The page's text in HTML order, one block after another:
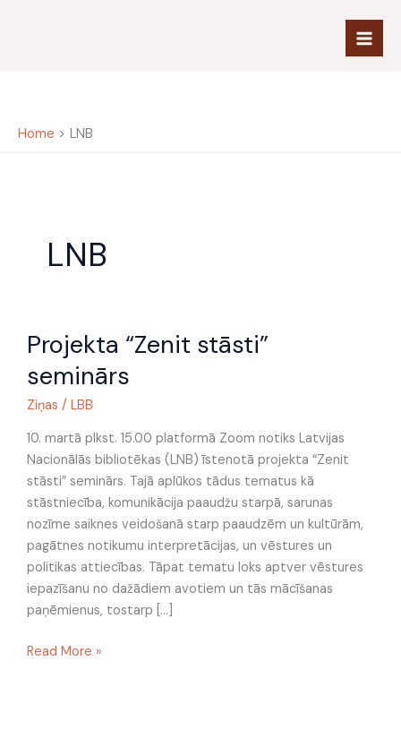
Home LNB
LNB
Projekta “Zenit stāsti”
seminārs
Ziņas / LBB
10. martā plkst. 15.00 platformā Zoom notiks Latvijas
Nacionālās bibliotēkas (LNB) īstenotā projekta “Zenit
stāsti” seminārs. Tajā aplūkos tādus tematus kā
stāstniecība, komunikācija paaudžu starpā, sarunas
nozīme saiknes veidošanā starp paaudzēm un kultūrām,
pagātnes notikumu interpretācijas, un vēstures un
politikas attiecības. Tāpat tematu loks aptver vēstures
iepazīšanu no dažādiem avotiem un tās mācīšanas
paņēmienus, tostarp […]
“Zenit
stāsti”
seminārs
Read More »